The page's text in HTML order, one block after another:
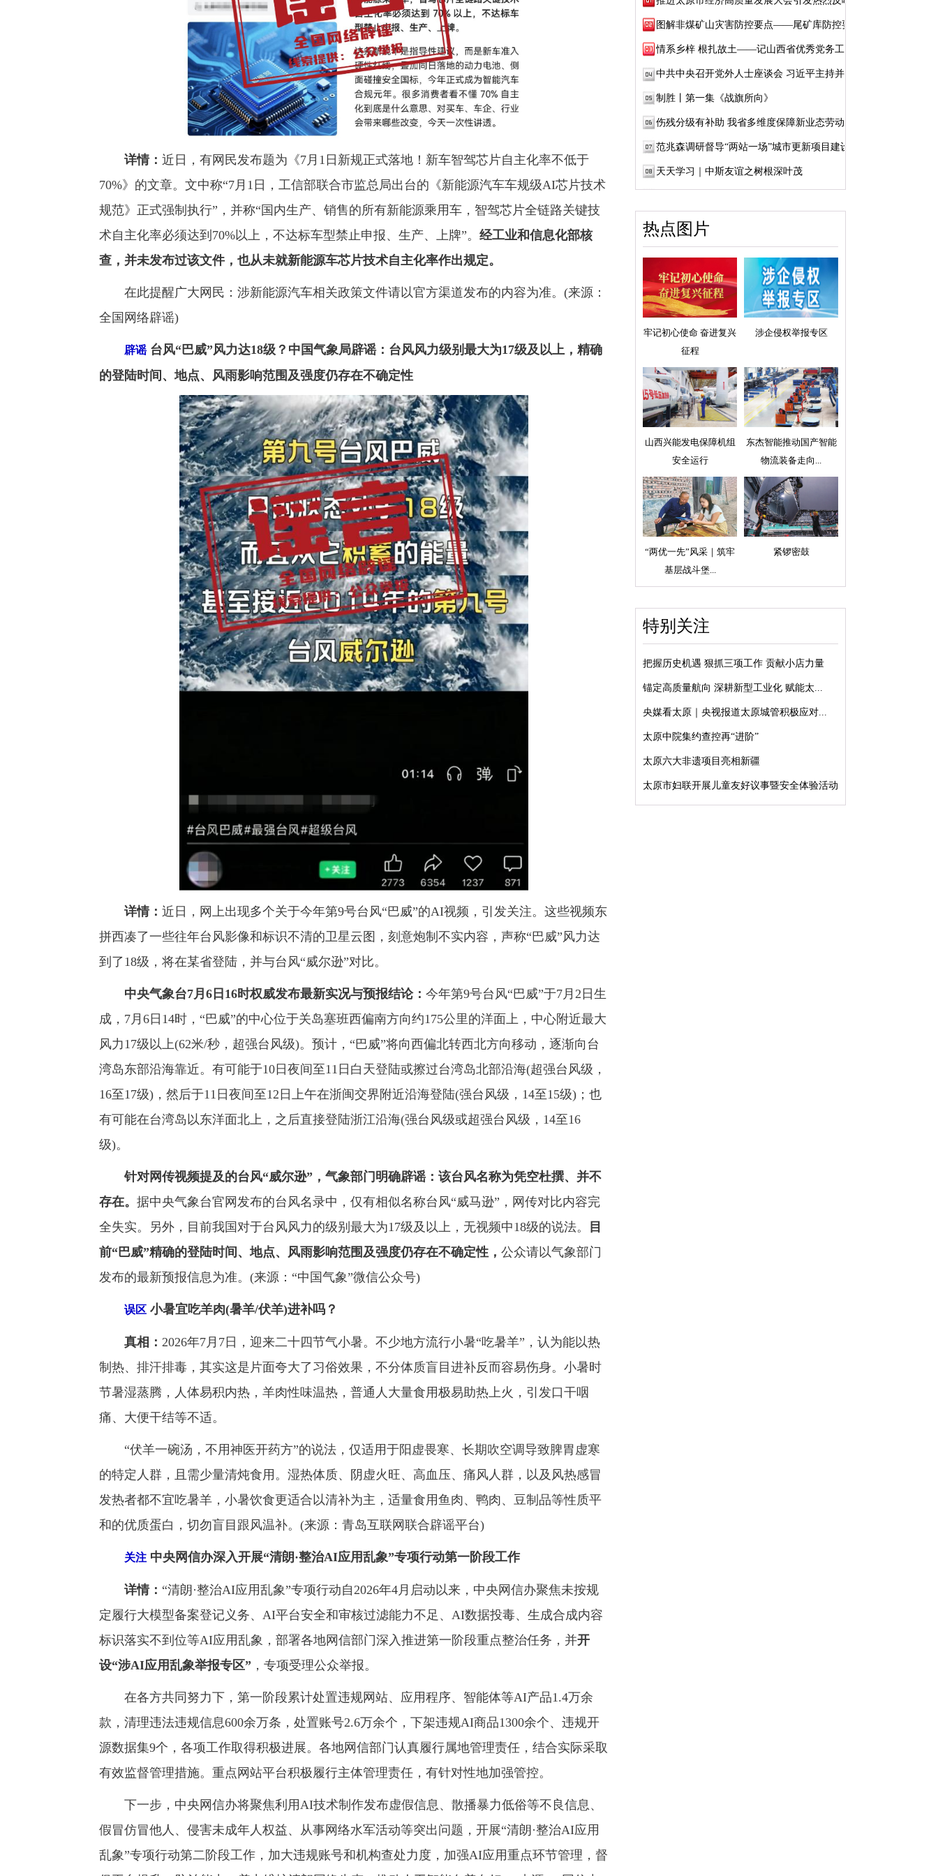
详情： 近日，有网民发布题为《7月1日新规正式落地！新车智驾芯片自主化率不低于
70%》的文章。文中称“7月1日，工信部联合市监总局出台的《新能源汽车车规级AI芯片技术
规范》正式强制执行”，并称“国内生产、销售的所有新能源乘用车，智驾芯片全链路关键技
术自主化率必须达到70%以上，不达标车型禁止申报、生产、上牌”。 经工业和信息化部核
查，并未发布过该文件，也从未就新能源车芯片技术自主化率作出规定。
在此提醒广大网民：涉新能源汽车相关政策文件请以官方渠道发布的内容为准。(来源：
全国网络辟谣)
辟谣 台风“巴威”风力达18级？中国气象局辟谣：台风风力级别最大为17级及以上，精确
的登陆时间、地点、风雨影响范围及强度仍存在不确定性
详情： 近日，网上出现多个关于今年第9号台风“巴威”的AI视频，引发关注。这些视频东
拼西凑了一些往年台风影像和标识不清的卫星云图，刻意炮制不实内容，声称“巴威”风力达
到了18级，将在某省登陆，并与台风“威尔逊”对比。
中央气象台7月6日16时权威发布最新实况与预报结论： 今年第9号台风“巴威”于7月2日生
成，7月6日14时，“巴威”的中心位于关岛塞班西偏南方向约175公里的洋面上，中心附近最大
风力17级以上(62米/秒，超强台风级)。预计，“巴威”将向西偏北转西北方向移动，逐渐向台
湾岛东部沿海靠近。有可能于10日夜间至11日白天登陆或擦过台湾岛北部沿海(超强台风级，
16至17级)，然后于11日夜间至12日上午在浙闽交界附近沿海登陆(强台风级，14至15级)；也
有可能在台湾岛以东洋面北上，之后直接登陆浙江沿海(强台风级或超强台风级，14至16
级)。
针对网传视频提及的台风“威尔逊”，气象部门明确辟谣： 该台风名称为凭空杜撰、并不
存在。 据中央气象台官网发布的台风名录中，仅有相似名称台风“威马逊”，网传对比内容完
全失实。另外，目前我国对于台风风力的级别最大为17级及以上，无视频中18级的说法。
目
前“巴威”精确的登陆时间、地点、风雨影响范围及强度仍存在不确定性， 公众请以气象部门
发布的最新预报信息为准。(来源：“中国气象”微信公众号)
误区 小暑宜吃羊肉(暑羊/伏羊)进补吗？
真相： 2026年7月7日，迎来二十四节气小暑。不少地方流行小暑“吃暑羊”，认为能以热
制热、排汗排毒，其实这是片面夸大了习俗效果，不分体质盲目进补反而容易伤身。小暑时
节暑湿蒸腾，人体易积内热，羊肉性味温热，普通人大量食用极易助热上火，引发口干咽
痛、大便干结等不适。
“伏羊一碗汤，不用神医开药方”的说法，仅适用于阳虚畏寒、长期吹空调导致脾胃虚寒
的特定人群，且需少量清炖食用。湿热体质、阴虚火旺、高血压、痛风人群，以及风热感冒
发热者都不宜吃暑羊，小暑饮食更适合以清补为主，适量食用鱼肉、鸭肉、豆制品等性质平
和的优质蛋白，切勿盲目跟风温补。(来源：青岛互联网联合辟谣平台)
关注 中央网信办深入开展“清朗·整治AI应用乱象”专项行动第一阶段工作
详情： “清朗·整治AI应用乱象”专项行动自2026年4月启动以来，中央网信办聚焦未按规
定履行大模型备案登记义务、AI平台安全和审核过滤能力不足、AI数据投毒、生成合成内容
标识落实不到位等AI应用乱象，部署各地网信部门深入推进第一阶段重点整治任务，并开
设“涉AI应用乱象举报专区” ，专项受理公众举报。
在各方共同努力下，第一阶段累计处置违规网站、应用程序、智能体等AI产品1.4万余
款，清理违法违规信息600余万条，处置账号2.6万余个，下架违规AI商品1300余个、违规开
源数据集9个，各项工作取得积极进展。各地网信部门认真履行属地管理责任，结合实际采取
有效监督管理措施。重点网站平台积极履行主体管理责任，有针对性地加强管控。
下一步，中央网信办将聚焦利用AI技术制作发布虚假信息、散播暴力低俗等不良信息、
假冒仿冒他人、侵害未成年人权益、从事网络水军活动等突出问题，开展“清朗·整治AI应用
乱象”专项行动第二阶段工作，加大违规账号和机构查处力度，加强AI应用重点环节管理，督
图解非煤矿山灾害防控要点——尾矿库防控要点
情系乡梓 根扎故土——记山西省优秀党务工作...
中共中央召开党外人士座谈会 习近平主持并发...
制胜丨第一集《战旗所向》
伤残分级有补助 我省多维度保障新业态劳动者...
范兆森调研督导“两站一场”城市更新项目建设
天天学习｜中斯友谊之树根深叶茂
热点图片
牢记初心使命 奋进复兴
征程
涉企侵权举报专区
山西兴能发电保障机组
安全运行
东杰智能推动国产智能
物流装备走向...
“两优一先”风采｜筑牢
基层战斗堡...
紧锣密鼓
特别关注
把握历史机遇 狠抓三项工作 贡献小店力量
锚定高质量航向 深耕新型工业化 赋能太...
央媒看太原｜央视报道太原城管积极应对...
太原中院集约查控再“进阶”
太原六大非遗项目亮相新疆
太原市妇联开展儿童友好议事暨安全体验活动